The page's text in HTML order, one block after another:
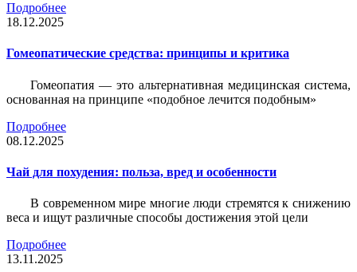
Подробнее
18.12.2025
Гомеопатические средства: принципы и критика
Гомеопатия — это альтернативная медицинская система,
основанная на принципе «подобное лечится подобным»
Подробнее
08.12.2025
Чай для похудения: польза, вред и особенности
В современном мире многие люди стремятся к снижению
веса и ищут различные способы достижения этой цели
Подробнее
13.11.2025